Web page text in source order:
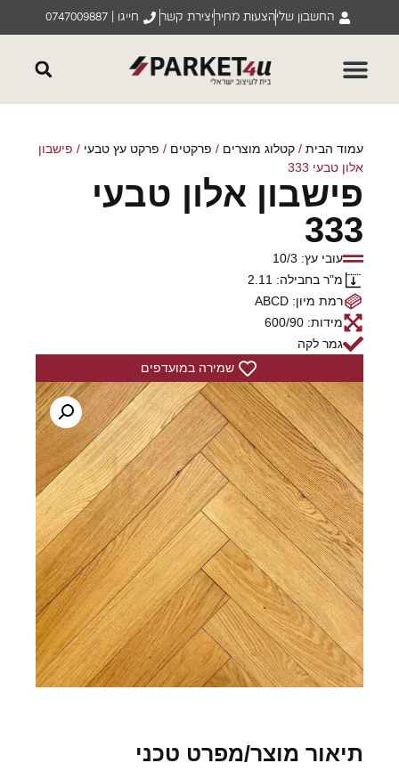
החשבון שליהצעות מחיריצירת קשר חייגו | 0747009887
עמוד הבית/קטלוג מוצרים/פרקטים/פרקט עץ טבעי/ פישבון
אלון טבעי 333
פישבון אלון טבעי
333
עובי עץ: 10/3
מ"ר בחבילה: 2.11
רמת מיון: ABCD
מידות: 600/90
גמר לקה
שמירה במועדפים
תיאור מוצר/מפרט טכני